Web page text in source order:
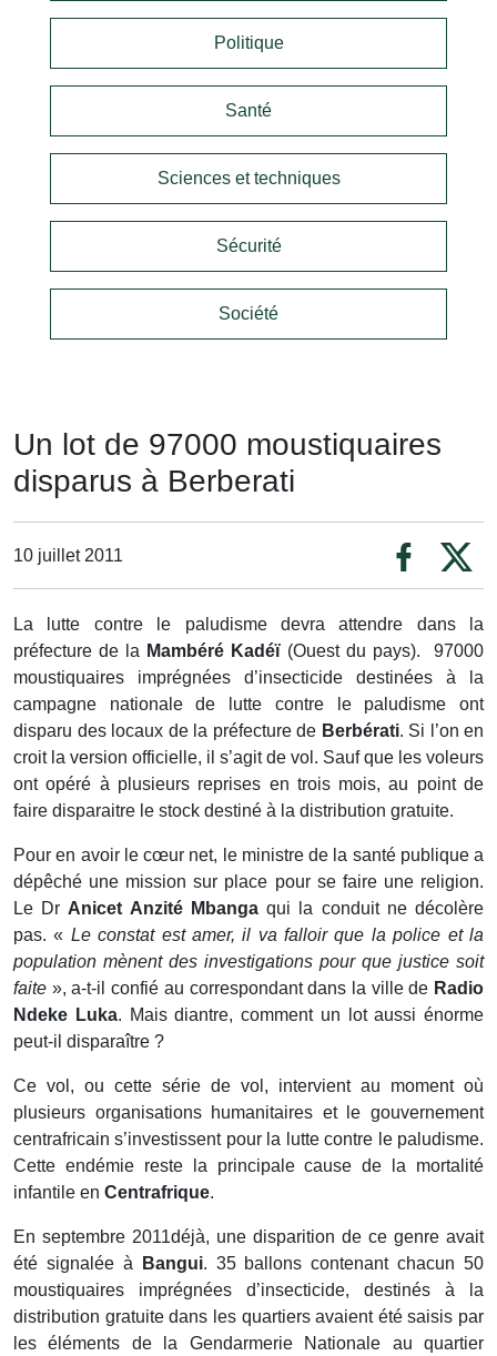
Politique
Santé
Sciences et techniques
Sécurité
Société
Un lot de 97000 moustiquaires
disparus à Berberati
10 juillet 2011
La lutte contre le paludisme devra attendre dans la
préfecture de la Mambéré Kadéï(Ouest du pays). 97000
moustiquaires imprégnées d’insecticide destinées à la
campagne nationale de lutte contre le paludisme ont
disparu des locaux de la préfecture de Berbérati. Si l’on en
croit la version officielle, il s’agit de vol. Sauf que les voleurs
ont opéré à plusieurs reprises en trois mois, au point de
faire disparaitre le stock destiné à la distribution gratuite.
Pour en avoir le cœur net, le ministre de la santé publique a
dépêché une mission sur place pour se faire une religion.
Le Dr Anicet Anzité Mbangaqui la conduit ne décolère
pas. « Le constat est amer, il va falloir que la police et la
population mènent des investigations pour que justice soit
faite », a-t-il confié au correspondant dans la ville de Radio
Ndeke Luka. Mais diantre, comment un lot aussi énorme
peut-il disparaître ?
Ce vol, ou cette série de vol, intervient au moment où
plusieurs organisations humanitaires et le gouvernement
centrafricain s’investissent pour la lutte contre le paludisme.
Cette endémie reste la principale cause de la mortalité
infantile en Centrafrique.
En septembre 2011déjà, une disparition de ce genre avait
été signalée à
Bangui. 35 ballons contenant chacun 50
moustiquaires imprégnées d’insecticide, destinés à la
distribution gratuite dans les quartiers avaient été saisis par
les éléments de la Gendarmerie Nationale au quartier